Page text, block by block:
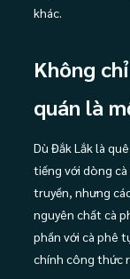
khác.
Không
quán là
Dù Đắk Lắk là
tiếng với dòng cà
truyền, nhưng
nguyên chất cà
phần với cà phê
chính công thức